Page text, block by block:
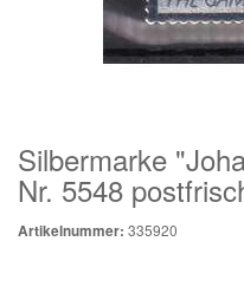
Silbermarke
Nr. 5548
Artikelnummer: 335920